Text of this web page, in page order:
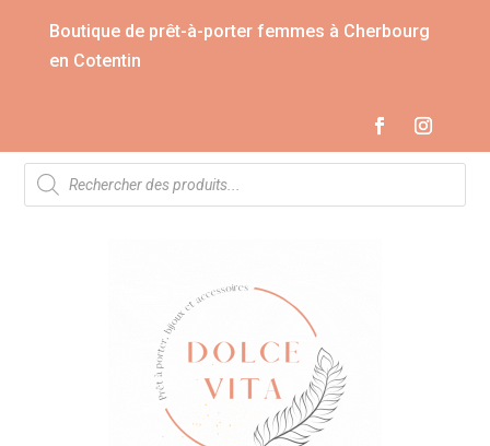
Boutique de prêt-à-porter femmes à Cherbourg
en Cotentin
Recherche
de
produits